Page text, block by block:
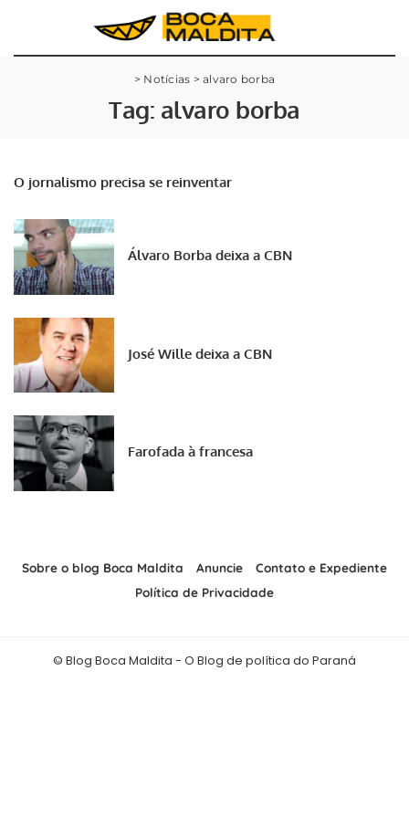
> Notícias >alvaro borba
Tag: alvaro borba
O jornalismo precisa se reinventar
Álvaro Borba deixa a CBN
José Wille deixa a CBN
Farofada à francesa
Sobre o blog Boca Maldita Anuncie
Contato e Expediente
Política de Privacidade
© Blog Boca Maldita - O Blog de política do Paraná